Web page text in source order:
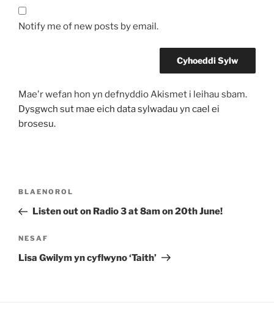
Notify me of new posts by email.
Mae'r wefan hon yn defnyddio Akismet i leihau sbam.
Dysgwch sut mae eich data sylwadau yn cael ei
brosesu.
Llywio
Cofnod
Blaenorol
BLAENOROL
Listen out on Radio 3 at 8am on 20th June!
Cofnod
Nesaf
NESAF
Lisa Gwilym yn cyflwyno ‘Taith’